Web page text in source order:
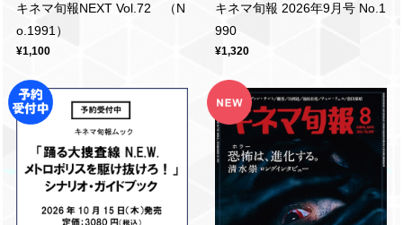
キネマ旬報NEXT Vol.72 （N
o.1991）
¥1,100
キネマ旬報 2026年9月号 No.1
990
¥1,320